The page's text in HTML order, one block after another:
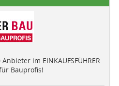
im EINKAUFSFÜHRER
Bauprofis!